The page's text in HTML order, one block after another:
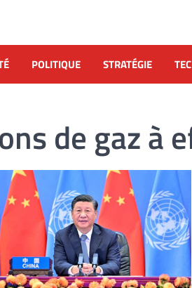
POLITIQUE STRATÉGIE
de gaz à